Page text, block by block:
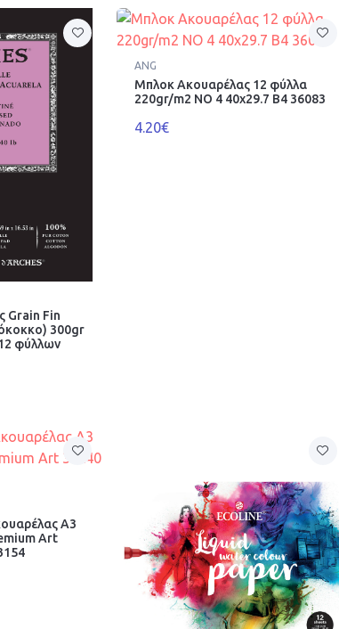
Grain Fin
300gr
φύλλων
ANG
Μπλοκ Ακουαρέλας 12 φύλλα
220gr/m2 ΝΟ 4 40x29.7 Β4 36083
4.20€
A3
Art